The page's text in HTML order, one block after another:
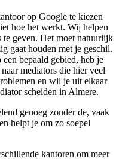
op Google te kiezen
hoe het werkt. Wij helpen
te geven. Het moet natuurlijk
gaat houden met je geschil.
bepaald gebied, heb je
mediators die hier veel
en wil je uit elkaar
scheiden in Almere.
genoeg zonder de, vaak
helpt je om zo soepel
kantoren om meer